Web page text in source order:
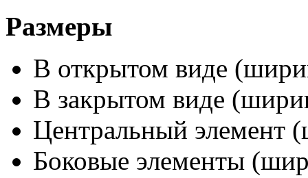
Размеры
В открытом виде
В закрытом виде
Центральный элемент
Боковые элементы